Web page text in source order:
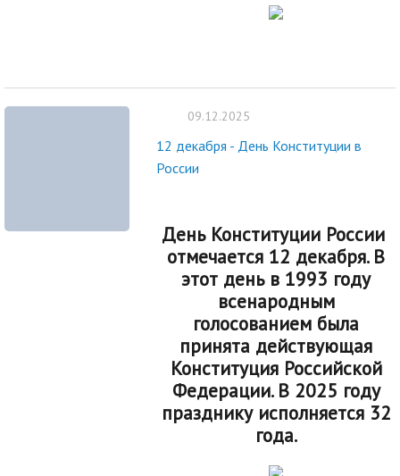
09.12.2025
12 декабря - День Конституции в
России
День Конституции России
отмечается 12 декабря. В
этот день в 1993 году
всенародным
голосованием была
принята действующая
Конституция Российской
Федерации. В 2025 году
празднику исполняется 32
года.